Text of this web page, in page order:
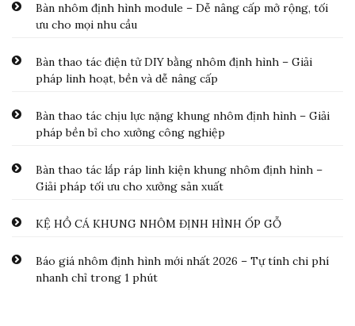
Bàn nhôm định hình module – Dễ nâng cấp mở rộng, tối
ưu cho mọi nhu cầu
Bàn thao tác điện tử DIY bằng nhôm định hình – Giải
pháp linh hoạt, bền và dễ nâng cấp
Bàn thao tác chịu lực nặng khung nhôm định hình – Giải
pháp bền bỉ cho xưởng công nghiệp
Bàn thao tác lắp ráp linh kiện khung nhôm định hình –
Giải pháp tối ưu cho xưởng sản xuất
KỆ HỒ CÁ KHUNG NHÔM ĐỊNH HÌNH ỐP GỖ
Báo giá nhôm định hình mới nhất 2026 – Tự tính chi phí
nhanh chỉ trong 1 phút